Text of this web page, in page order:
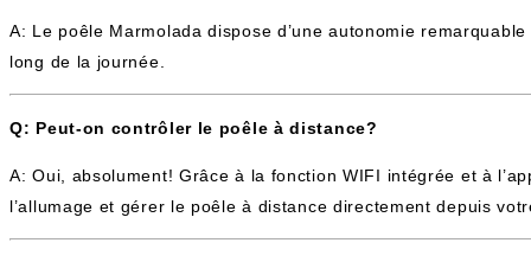
A: Le poêle Marmolada dispose d’une autonomie
long de la journée.
Q: Peut-on contrôler le poêle à distance?
A: Oui, absolument! Grâce à la fonction WIFI intégrée et à
l’allumage et gérer le poêle à distance directement depuis